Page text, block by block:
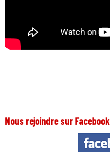
Nous rejoindre sur Facebook